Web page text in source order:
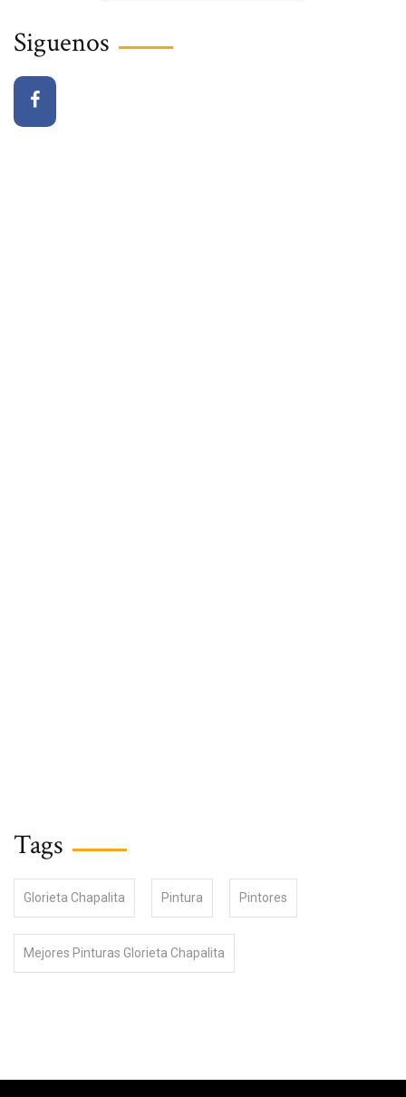
Siguenos
Tags
Glorieta Chapalita Pintura Pintores
Mejores Pinturas Glorieta Chapalita